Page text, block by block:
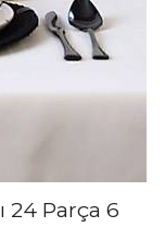
24 Parça 6